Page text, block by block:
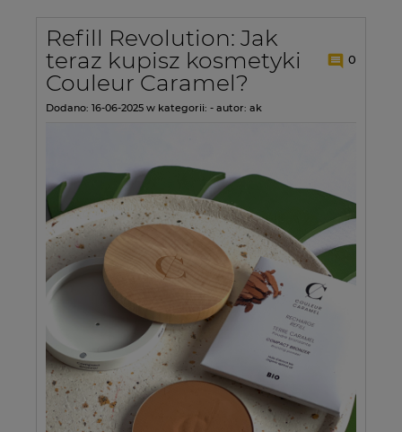
Refill Revolution: Jak
teraz kupisz kosmetyki
Couleur Caramel?
0
Dodano: 16-06-2025 w kategorii: - autor: ak